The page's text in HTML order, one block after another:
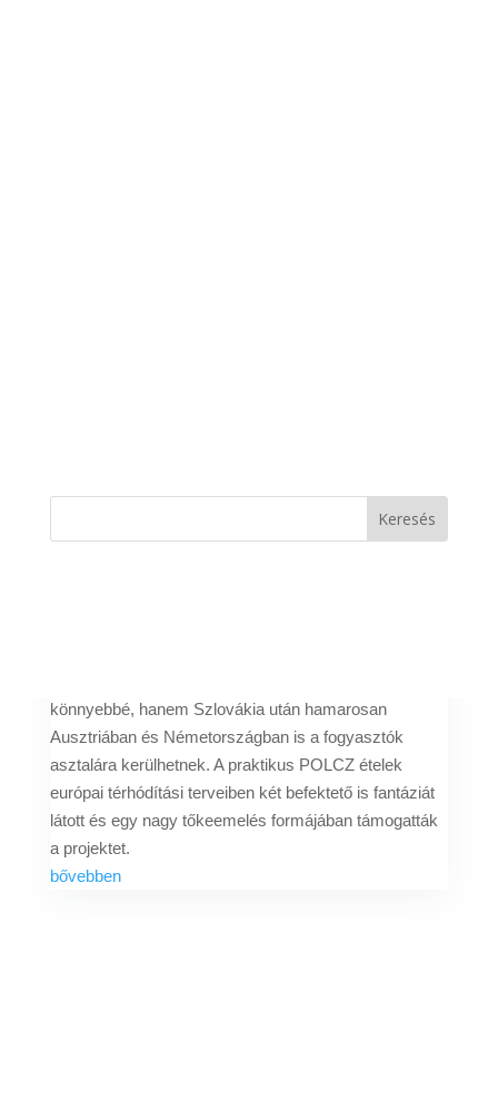
Hatalmas tőkebevonással
könnyebbé, hanem Szlovákia után hamarosan
Ausztriában és Németországban is a fogyasztók
asztalára kerülhetnek. A praktikus POLCZ ételek
európai térhódítási terveiben két befektető is fantáziát
látott és egy nagy tőkeemelés formájában támogatták
a projektet.
bővebben